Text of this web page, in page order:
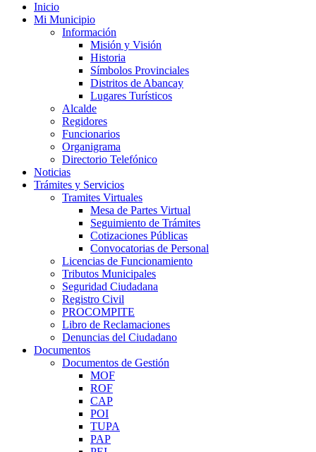
Inicio
Mi Municipio
Información
Misión y Visión
Historia
Símbolos Provinciales
Distritos de Abancay
Lugares Turísticos
Alcalde
Regidores
Funcionarios
Organigrama
Directorio Telefónico
Noticias
Trámites y Servicios
Tramites Virtuales
Mesa de Partes Virtual
Seguimiento de Trámites
Cotizaciones Públicas
Convocatorias de Personal
Licencias de Funcionamiento
Tributos Municipales
Seguridad Ciudadana
Registro Civil
PROCOMPITE
Libro de Reclamaciones
Denuncias del Ciudadano
Documentos
Documentos de Gestión
MOF
ROF
CAP
POI
TUPA
PAP